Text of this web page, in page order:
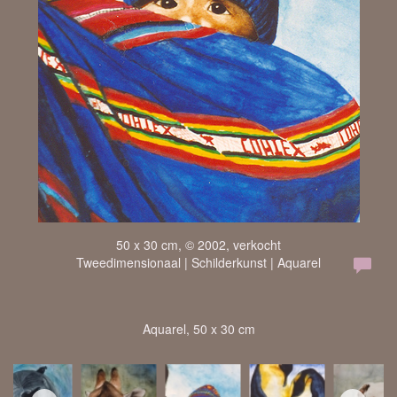
50 x 30 cm, © 2002, verkocht
Tweedimensionaal | Schilderkunst | Aquarel
Aquarel, 50 x 30 cm